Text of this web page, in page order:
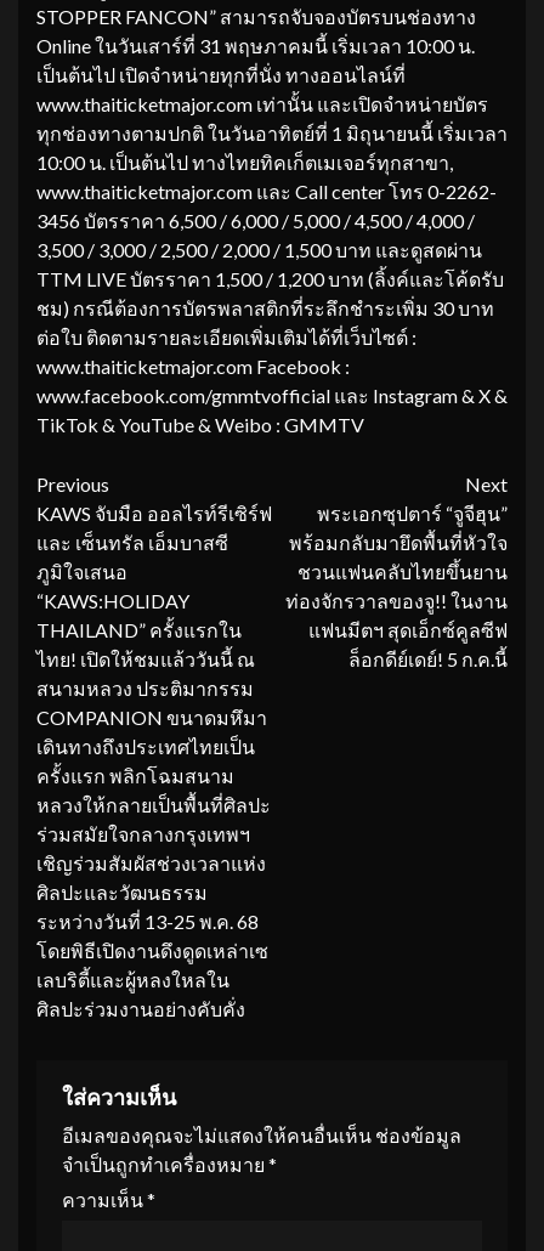
STOPPER FANCON” สามารถจับจองบัตรบนช่องทาง
Online ในวันเสาร์ที่ 31 พฤษภาคมนี้ เริ่มเวลา 10:00 น.
เป็นต้นไป เปิดจำหน่ายทุกที่นั่ง ทางออนไลน์ที่
www.thaiticketmajor.com เท่านั้น และเปิดจำหน่ายบัตร
ทุกช่องทางตามปกติ ในวันอาทิตย์ที่ 1 มิถุนายนนี้ เริ่มเวลา
10:00 น. เป็นต้นไป ทางไทยทิคเก็ตเมเจอร์ทุกสาขา,
www.thaiticketmajor.com และ Call center โทร 0-2262-
3456 บัตรราคา 6,500 / 6,000 / 5,000 / 4,500 / 4,000 /
3,500 / 3,000 / 2,500 / 2,000 / 1,500 บาท และดูสดผ่าน
TTM LIVE บัตรราคา 1,500 / 1,200 บาท (ลิ้งค์และโค้ดรับ
ชม) กรณีต้องการบัตรพลาสติกที่ระลึกชำระเพิ่ม 30 บาท
ต่อใบ ติดตามรายละเอียดเพิ่มเติมได้ที่เว็บไซต์ :
www.thaiticketmajor.com Facebook :
www.facebook.com/gmmtvofficial และ Instagram & X &
TikTok & YouTube & Weibo : GMMTV
Continue
Reading
Previous
KAWS จับมือ ออลไรท์รีเซิร์ฟ
และ เซ็นทรัล เอ็มบาสซี
ภูมิใจเสนอ
“KAWS:HOLIDAY
THAILAND” ครั้งแรกใน
ไทย! เปิดให้ชมแล้ววันนี้ ณ
สนามหลวง ประติมากรรม
COMPANION ขนาดมหึมา
เดินทางถึงประเทศไทยเป็น
ครั้งแรก พลิกโฉมสนาม
หลวงให้กลายเป็นพื้นที่ศิลปะ
ร่วมสมัยใจกลางกรุงเทพฯ
เชิญร่วมสัมผัสช่วงเวลาแห่ง
ศิลปะและวัฒนธรรม
ระหว่างวันที่ 13-25 พ.ค. 68
โดยพิธีเปิดงานดึงดูดเหล่าเซ
เลบริตี้และผู้หลงใหลใน
ศิลปะร่วมงานอย่างคับคั่ง
Next
พระเอกซุปตาร์ “จูจีฮุน”
พร้อมกลับมายึดพื้นที่หัวใจ
ชวนแฟนคลับไทยขึ้นยาน
ท่องจักรวาลของจู!! ในงาน
แฟนมีตฯ สุดเอ็กซ์คูลซีฟ
ล็อกดีย์เดย์! 5 ก.ค.นี้
ใส่ความเห็น
อีเมลของคุณจะไม่แสดงให้คนอื่นเห็น ช่องข้อมูล
จำเป็นถูกทำเครื่องหมาย *
ความเห็น*